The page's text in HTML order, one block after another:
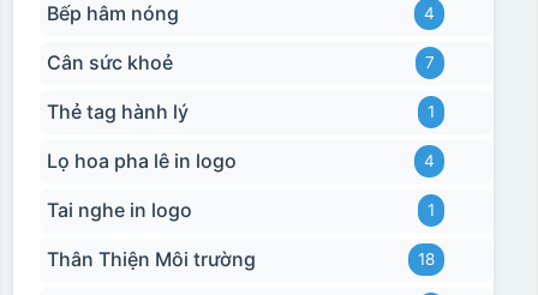
Bếp hâm nóng 4
Cân sức khoẻ 7
Thẻ tag hành lý 1
Lọ hoa pha lê in logo 4
Tai nghe in logo 1
Thân Thiện Môi trường 18